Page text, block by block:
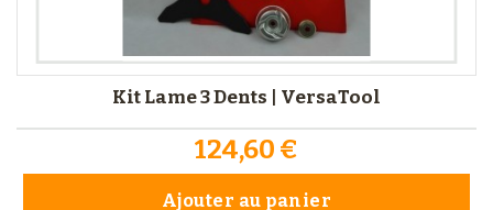
Kit Lame 3 Dents | VersaTool
124,60 €
Ajouter au panier